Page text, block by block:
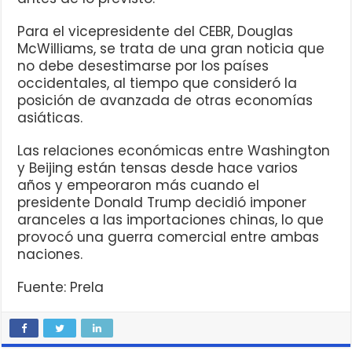
Para el vicepresidente del CEBR, Douglas
McWilliams, se trata de una gran noticia que
no debe desestimarse por los países
occidentales, al tiempo que consideró la
posición de avanzada de otras economías
asiáticas.
Las relaciones económicas entre Washington
y Beijing están tensas desde hace varios
años y empeoraron más cuando el
presidente Donald Trump decidió imponer
aranceles a las importaciones chinas, lo que
provocó una guerra comercial entre ambas
naciones.
Fuente: Prela